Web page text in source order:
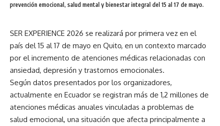
prevención emocional, salud mental y bienestar integral del 15 al 17 de mayo.
SER EXPERIENCE 2026 se realizará por primera vez en el
país del 15 al 17 de mayo en Quito, en un contexto marcado
por el incremento de atenciones médicas relacionadas con
ansiedad, depresión y trastornos emocionales.
Según datos presentados por los organizadores,
actualmente en Ecuador se registran más de 1,2 millones de
atenciones médicas anuales vinculadas a problemas de
salud emocional, una situación que afecta principalmente a